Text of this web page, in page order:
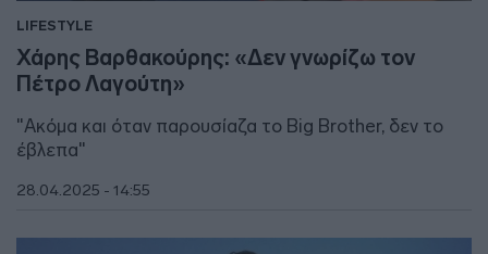
LIFESTYLE
Χάρης Βαρθακούρης: «Δεν γνωρίζω τον
Πέτρο Λαγούτη»
"Ακόμα και όταν παρουσίαζα το Big Brother, δεν το
έβλεπα"
28.04.2025 - 14:55